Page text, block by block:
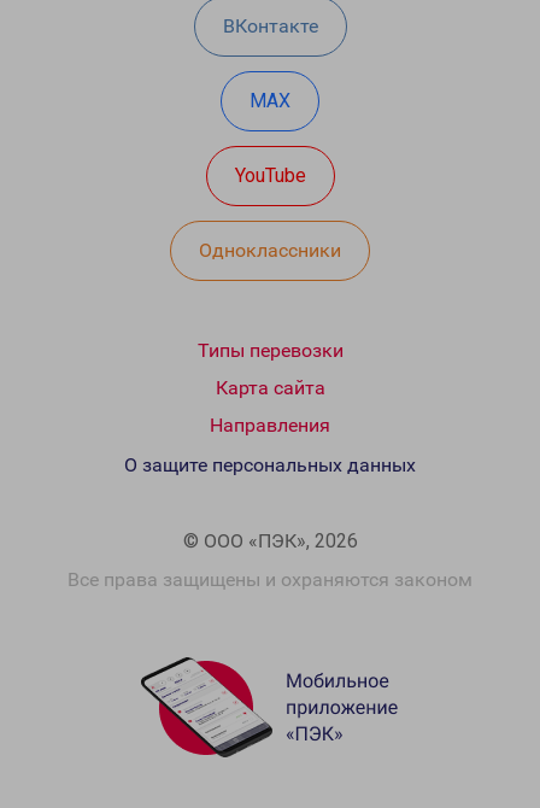
ВКонтакте
MAX
YouTube
Одноклассники
Типы перевозки
Карта сайта
Направления
© ООО «ПЭК», 2026
Все права защищены и охраняются законом
О защите персональных данных